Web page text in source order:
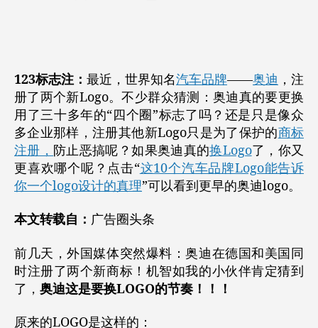
123标志注： 最近，世界知名汽车品牌——奥迪 ，注
册了两个新Logo。不少群众猜测：奥迪真的要更换
用了三十多年的“四个圈”标志了吗？还是只是像众
多企业那样，注册其他新Logo只是为了保护的商标
注册， 防止恶搞呢？如果奥迪真的换Logo了，你又
更喜欢哪个呢？点击“这10个汽车品牌Logo能告诉
你一个logo设计的真理”可以看到更早的奥迪logo。
本文转载自： 广告圈头条
前几天，外国媒体突然爆料：奥迪在德国和美国同
时注册了两个新商标！机智如我的小伙伴肯定猜到
了， 奥迪这是要换LOGO的节奏！！！
原来的LOGO是这样的：